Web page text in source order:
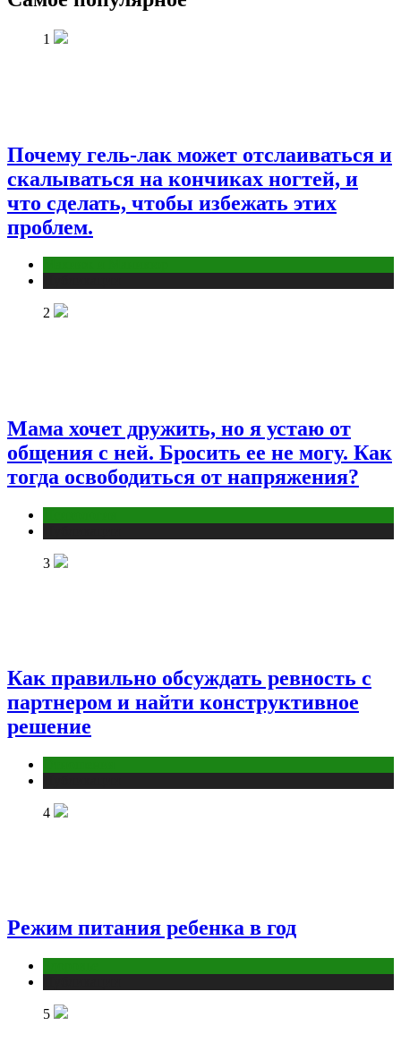
1
Почему гель-лак может отслаиваться и
скалываться на кончиках ногтей, и
что сделать, чтобы избежать этих
проблем.
2
Мама хочет дружить, но я устаю от
общения с ней. Бросить ее не могу. Как
тогда освободиться от напряжения?
3
Как правильно обсуждать ревность с
партнером и найти конструктивное
решение
4
Режим питания ребенка в год
5